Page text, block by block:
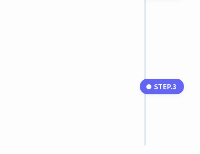
STEP.3